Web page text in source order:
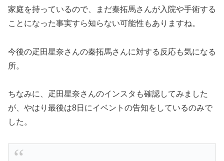
家庭を持っているので、まだ秦拓馬さんが入院や手術する
ことになった事実すら知らない可能性もありますね。
今後の疋田星奈さんの秦拓馬さんに対する反応も気になる
所。
ちなみに、疋田星奈さんのインスタも確認してみました
が、やはり最後は8日にイベントの告知をしているのみで
した。